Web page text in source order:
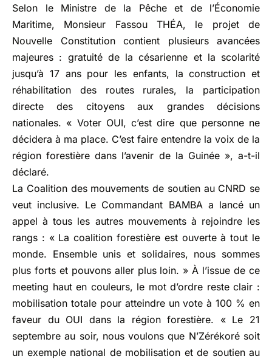
Selon le Ministre de la Pêche et de l’Économie
Maritime, Monsieur Fassou THÉA, le projet de
Nouvelle Constitution contient plusieurs avancées
majeures : gratuité de la césarienne et la scolarité
jusqu’à 17 ans pour les enfants, la construction et
réhabilitation des routes rurales, la participation
directe des citoyens aux grandes décisions
nationales. « Voter OUI, c’est dire que personne ne
décidera à ma place. C’est faire entendre la voix de la
région forestière dans l’avenir de la Guinée », a-t-il
déclaré.
La Coalition des mouvements de soutien au CNRD se
veut inclusive. Le Commandant BAMBA a lancé un
appel à tous les autres mouvements à rejoindre les
rangs : « La coalition forestière est ouverte à tout le
monde. Ensemble unis et solidaires, nous sommes
plus forts et pouvons aller plus loin. » À l’issue de ce
meeting haut en couleurs, le mot d’ordre reste clair :
mobilisation totale pour atteindre un vote à 100 % en
faveur du OUI dans la région forestière. « Le 21
septembre au soir, nous voulons que N’Zérékoré soit
un exemple national de mobilisation et de soutien au